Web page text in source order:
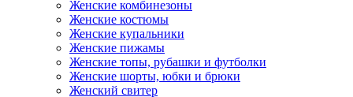
Женские комбинезоны
Женские костюмы
Женские купальники
Женские пижамы
Женские топы, рубашки и футболки
Женские шорты, юбки и брюки
Женский свитер